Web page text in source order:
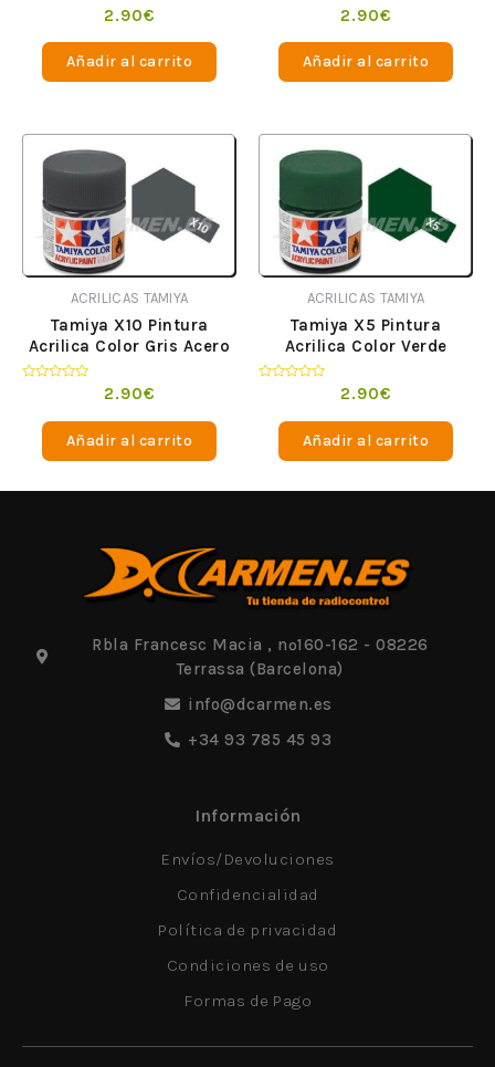
2.90€
Añadir al carrito
2.90€
Añadir al carrito
ACRILICAS TAMIYA
Tamiya X10 Pintura
Acrilica Color Gris Acero
2.90€
Añadir al carrito
ACRILICAS TAMIYA
Tamiya X5 Pintura
Acrilica Color Verde
2.90€
Añadir al carrito
Rbla Francesc Macia , nº160-162 - 08226
Terrassa (Barcelona)
info@dcarmen.es
+34 93 785 45 93
Información
Envíos/Devoluciones
Confidencialidad
Política de privacidad
Condiciones de uso
Formas de Pago